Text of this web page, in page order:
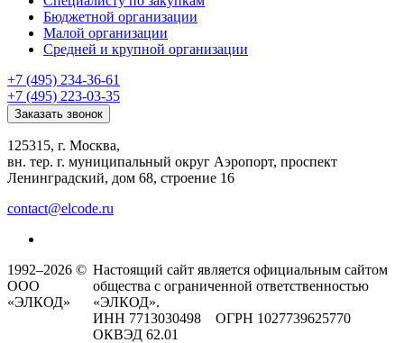
Бюджетной организации
Малой организации
Средней и крупной организации
+7 (495) 234-36-61
+7 (495) 223-03-35
Заказать звонок
125315, г. Москва,
вн. тер. г. муниципальный округ Аэропорт, проспект
Ленинградский, дом 68, строение 16
contact@elcode.ru
1992–2026 ©
ООО
«ЭЛКОД»
Настоящий сайт является официальным сайтом
общества с ограниченной ответственностью
«ЭЛКОД».
ИНН 7713030498 ОГРН 1027739625770
ОКВЭД 62.01